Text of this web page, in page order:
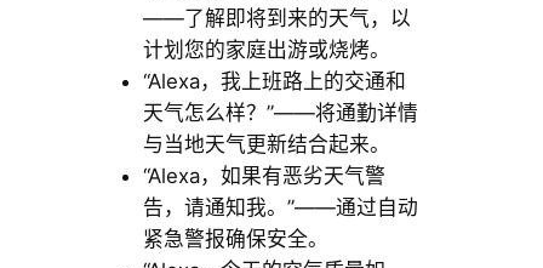
——了解即将到来的天气，以
计划您的家庭出游或烧烤。
“Alexa，我上班路上的交通和
天气怎么样？”——将通勤详情
与当地天气更新结合起来。
“Alexa，如果有恶劣天气警
告，请通知我。”——通过自动
紧急警报确保安全。